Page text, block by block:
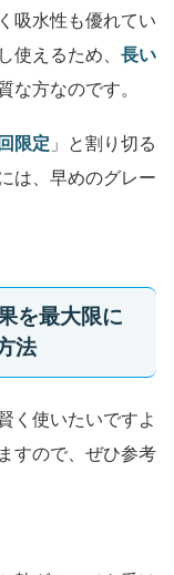
吸水性も優れてい
使えるため、 長い
な方なのです。
限定 」と割り切る
は、早めのグレー
を最大限に
法
く使いたいですよ
すので、ぜひ参考